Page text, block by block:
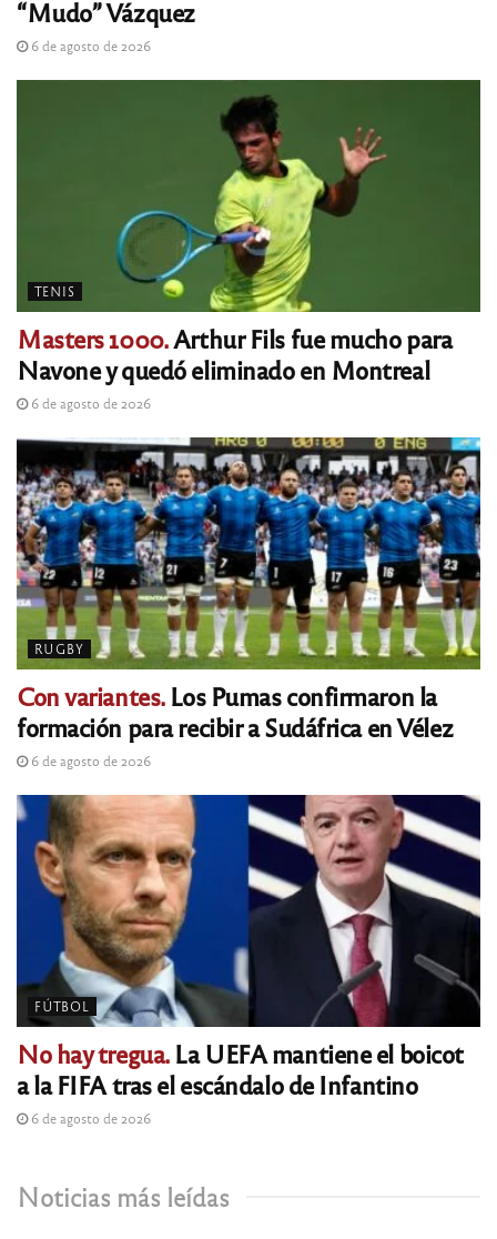
“Mudo” Vázquez
6 de agosto de 2026
TENIS
Masters 1000.Arthur Fils fue mucho para
Navone y quedó eliminado en Montreal
6 de agosto de 2026
RUGBY
Con variantes.Los Pumas confirmaron la
formación para recibir a Sudáfrica en Vélez
6 de agosto de 2026
FÚTBOL
No hay tregua.La UEFA mantiene el boicot
a la FIFA tras el escándalo de Infantino
6 de agosto de 2026
Noticias más leídas